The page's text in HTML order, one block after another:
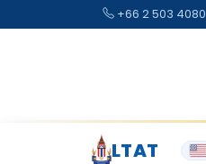
+66 2 503 4080
LTAT